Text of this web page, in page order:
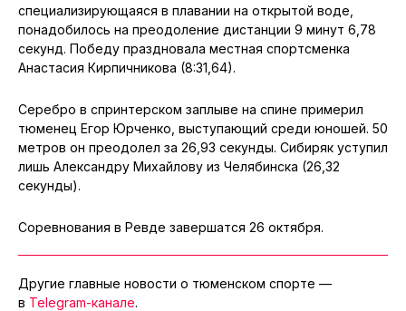
специализирующаяся в плавании на открытой воде,
понадобилось на преодоление дистанции 9 минут 6,78
секунд. Победу праздновала местная спортсменка
Анастасия Кирпичникова (8:31,64).
Серебро в спринтерском заплыве на спине примерил
тюменец Егор Юрченко, выступающий среди юношей. 50
метров он преодолел за 26,93 секунды. Сибиряк уступил
лишь Александру Михайлову из Челябинска (26,32
секунды).
Соревнования в Ревде завершатся 26 октября.
Другие главные новости о тюменском спорте —
в Telegram-канале.